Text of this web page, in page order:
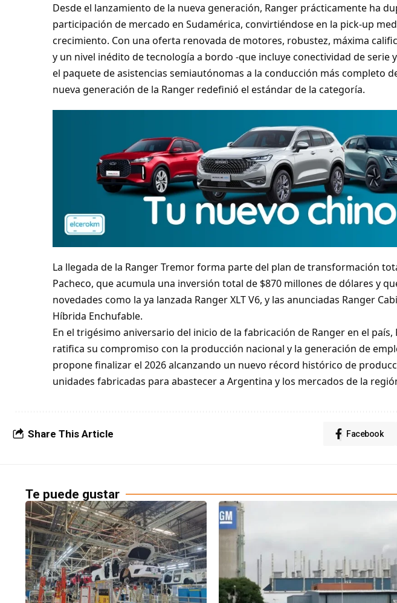
Desde el lanzamiento de la nueva generación, Ranger prácticamente ha
participación de mercado en Sudamérica, convirtiéndose en la pick-up
crecimiento. Con una oferta renovada de motores, robustez, máxima
y un nivel inédito de tecnología a bordo -que incluye conectividad de serie
el paquete de asistencias semiautónomas a la conducción más completo
nueva generación de la Ranger redefinió el estándar de la categoría.
La llegada de la Ranger Tremor forma parte del plan de transformación
Pacheco, que acumula una inversión total de $870 millones de dólares y
novedades como la ya lanzada Ranger XLT V6, y las anunciadas Ranger
Híbrida Enchufable.
En el trigésimo aniversario del inicio de la fabricación de Ranger en el país,
ratifica su compromiso con la producción nacional y la generación de
propone finalizar el 2026 alcanzando un nuevo récord histórico de
unidades fabricadas para abastecer a Argentina y los mercados de la
Share This Article Facebook
Te puede gustar